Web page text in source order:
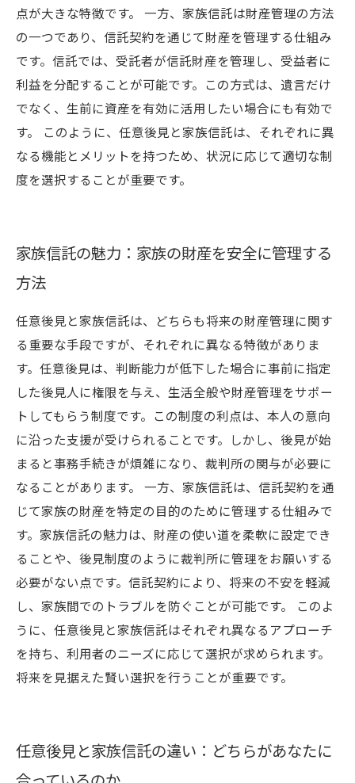
点が大きな特徴です。 一方、家族信託は財産管理の方法
の一つであり、信託契約を通じて財産を管理する仕組み
です。信託では、受託者が信託財産を管理し、受益者に
利益を分配することが可能です。この方式は、遺言だけ
でなく、生前に資産を有効に活用したい場合にも有効で
す。 このように、任意後見と家族信託は、それぞれに異
なる機能とメリットを持つため、状況に応じて適切な制
度を選択することが重要です。
家族信託の魅力：家族の財産を安全に管理する
方法
任意後見と家族信託は、どちらも将来の財産管理に関す
る重要な手段ですが、それぞれに異なる特徴がありま
す。任意後見は、判断能力が低下した場合に事前に指定
した後見人に権限を与え、生活全般や財産管理をサポー
トしてもらう制度です。この制度の利点は、本人の意向
に沿った支援が受けられることです。しかし、後見が始
まると事務手続きが煩雑になり、裁判所の関与が必要に
なることがあります。 一方、家族信託は、信託契約を通
じて家族の財産を特定の目的のために管理する仕組みで
す。家族信託の魅力は、財産の使い道を柔軟に設定でき
ることや、後見制度のように裁判所に管理をお願いする
必要がない点です。信託契約により、将来の不安を軽減
し、家族間でのトラブルを防ぐことが可能です。 このよ
うに、任意後見と家族信託はそれぞれ異なるアプローチ
を持ち、利用者のニーズに応じて選択が求められます。
将来を見据えた賢い選択を行うことが重要です。
任意後見と家族信託の違い：どちらがあなたに